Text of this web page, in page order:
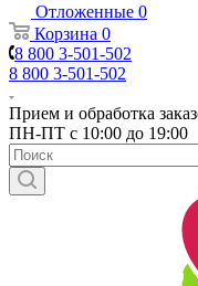
Отложенные 0
Корзина 0
8 800 3-501-502
8 800 3-501-502
Прием и обработка
ПН-ПТ с 10:00 до 19:00